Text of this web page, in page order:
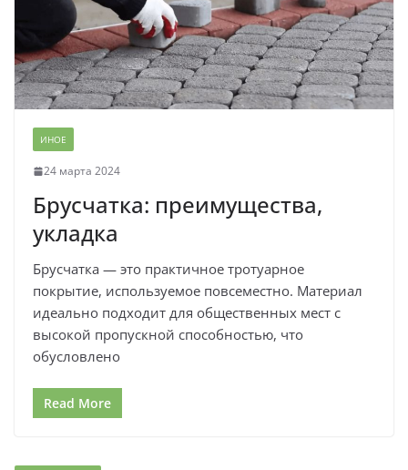
ИНОЕ
24 марта 2024
Брусчатка: преимущества,
укладка
Брусчатка — это практичное тротуарное
покрытие, используемое повсеместно. Материал
идеально подходит для общественных мест с
высокой пропускной способностью, что
обусловлено
Read More